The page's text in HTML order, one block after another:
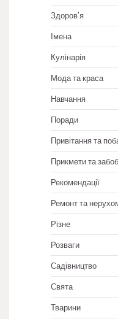
Здоров'я
Імена
Кулінарія
Мода та краса
Навчання
Поради
Привітання та
Прикмети та
Рекомендації
Ремонт та
Різне
Розваги
Садівництво
Свята
Тварини